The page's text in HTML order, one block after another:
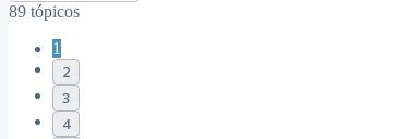
89 tópicos
1
2
3
4